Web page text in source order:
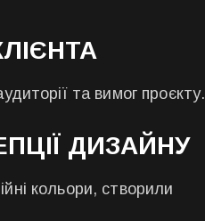
та вимог проєкту.
ДИЗАЙНУ
кольори, створили